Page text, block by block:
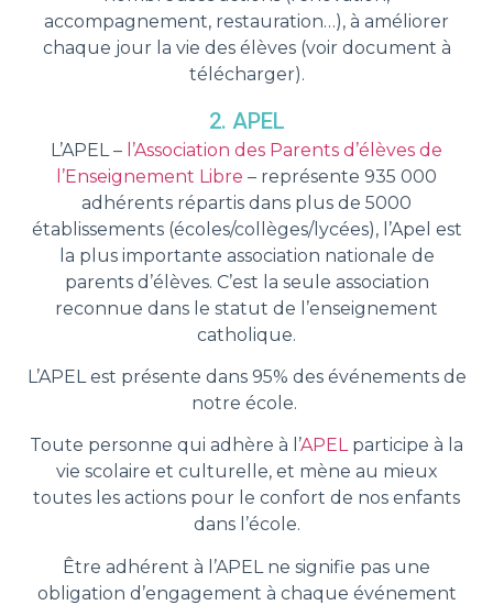
accompagnement, restauration…), à améliorer
chaque jour la vie des élèves (voir document à
télécharger).
2. APEL
L’APEL – l’Association des Parents d’élèves de
l’Enseignement Libre – représente 935 000
adhérents répartis dans plus de 5000
établissements (écoles/collèges/lycées), l’Apel est
la plus importante association nationale de
parents d’élèves. C’est la seule association
reconnue dans le statut de l’enseignement
catholique.
L’APEL est présente dans 95% des événements de
notre école.
Toute personne qui adhère à l’APELparticipe à la
vie scolaire et culturelle, et mène au mieux
toutes les actions pour le confort de nos enfants
dans l’école.
Être adhérent à l’APEL ne signifie pas une
obligation d’engagement à chaque événement